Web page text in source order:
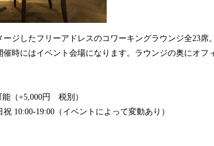
ジしたフリーアドレスのコワーキングラウンジ全23席
時にはイベント会場になります。ラウンジの奥にオフ
（+5,000円 税別）
10:00-19:00（イベントによって変動あり）